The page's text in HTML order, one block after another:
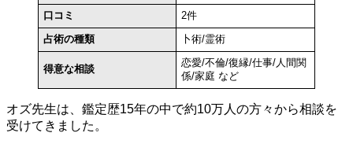
口コミ
2件
占術の種類
卜術/霊術
得意な相談
恋愛/不倫/復縁/仕事/人間関
係/家庭 など
オズ先生は、鑑定歴15年の中で約10万人の方々から相談を
受けてきました。